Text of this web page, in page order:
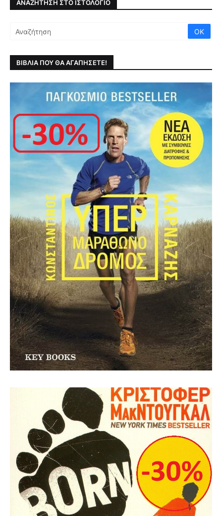
ΑΝΑΖΉΤΗΣΗ ΣΤΟ ΙΣΤΟΛΌΓΙΟ
ΒΙΒΛΙΑ ΠΟΥ ΘΑ ΑΓΑΠΗΣΕΤΕ!